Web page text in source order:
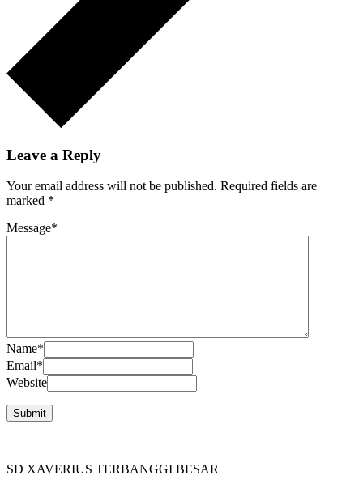
Leave a Reply
Your email address will not be published. Required fields are
marked *
Message*
Name*
Email*
Website
SD XAVERIUS TERBANGGI BESAR